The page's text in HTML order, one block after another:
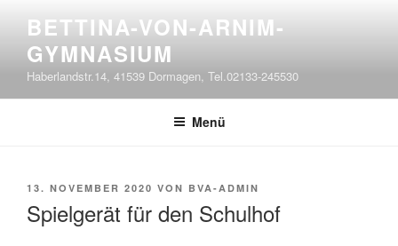
springen
BETTINA-VON-ARNIM-
GYMNASIUM
Haberlandstr.14, 41539 Dormagen, Tel.02133-245530
Menü
VERÖFFENTLICHT
13. NOVEMBER 2020 VON BVA-ADMIN
Spielgerät für den Schulhof